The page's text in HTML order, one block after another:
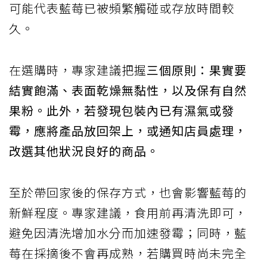
可能代表藍莓已被頻繁觸碰或存放時間較
久。
在選購時，專家建議把握三個原則：果實要
結實飽滿、表面乾燥無黏性，以及保有自然
果粉。此外，若發現包裝內已有濕氣或發
霉，應將產品放回架上，或通知店員處理，
改選其他狀況良好的商品。
至於帶回家後的保存方式，也會影響藍莓的
新鮮程度。專家建議，食用前再清洗即可，
避免因清洗增加水分而加速發霉；同時，藍
莓在採摘後不會再成熟，若購買時尚未完全